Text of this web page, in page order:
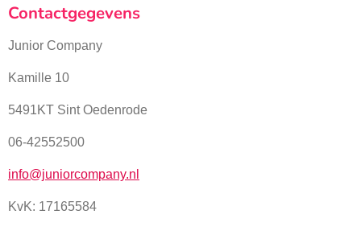
Contactgegevens
Junior Company
Kamille 10
5491KT Sint Oedenrode
06-42552500
info@juniorcompany.nl
KvK: 17165584